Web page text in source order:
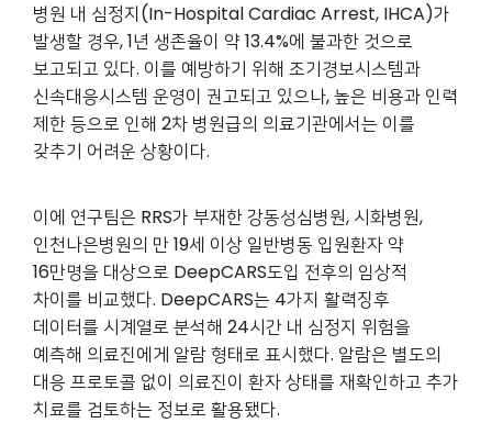
병원 내 심정지(In-Hospital Cardiac Arrest, IHCA)가
발생할 경우, 1년 생존율이 약 13.4%에 불과한 것으로
보고되고 있다. 이를 예방하기 위해 조기경보시스템과
신속대응시스템 운영이 권고되고 있으나, 높은 비용과 인력
제한 등으로 인해 2차 병원급의 의료기관에서는 이를
갖추기 어려운 상황이다.
이에 연구팀은 RRS가 부재한 강동성심병원, 시화병원,
인천나은병원의 만 19세 이상 일반병동 입원환자 약
16만명을 대상으로 DeepCARS도입 전후의 임상적
차이를 비교했다. DeepCARS는 4가지 활력징후
데이터를 시계열로 분석해 24시간 내 심정지 위험을
예측해 의료진에게 알람 형태로 표시했다. 알람은 별도의
대응 프로토콜 없이 의료진이 환자 상태를 재확인하고 추가
치료를 검토하는 정보로 활용됐다.